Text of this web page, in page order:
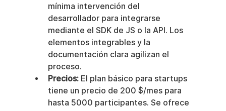
mínima intervención del
desarrollador para integrarse
mediante el SDK de JS o la API. Los
elementos integrables y la
documentación clara agilizan el
proceso.
Precios: El plan básico para startups
tiene un precio de 200 $/mes para
hasta 5000 participantes. Se ofrece